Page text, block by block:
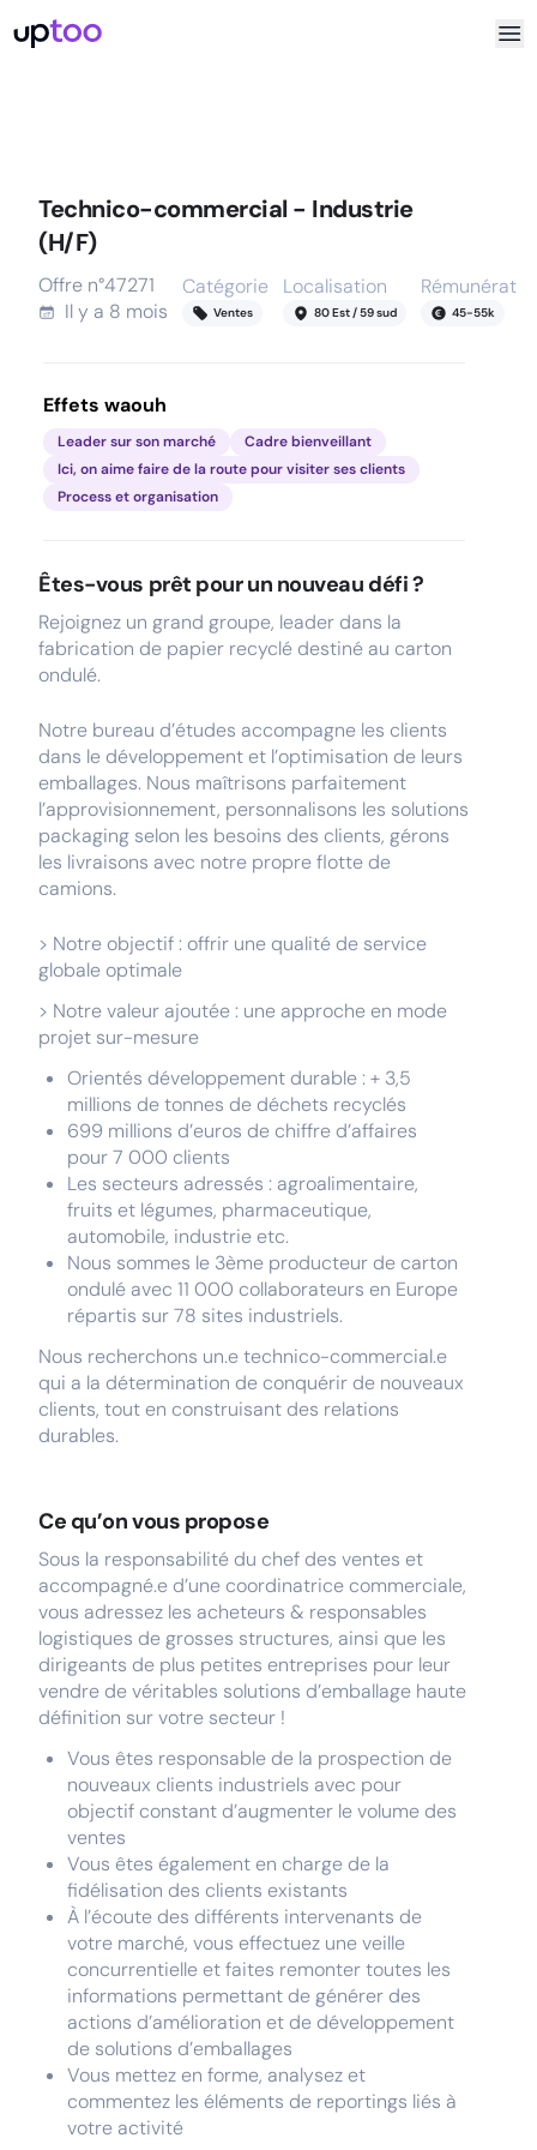
Technico-commercial - Industrie
(H/F)
Offre n°47271
Il y a 8 mois
Catégorie
Ventes
Localisation
80 Est / 59 sud 45-55k
Effets waouh
Leader sur son marché
Cadre bienveillant
Ici, on aime faire de la route pour visiter ses clients
Process et organisation
Êtes-vous prêt pour un nouveau défi ?
Rejoignez un grand groupe, leader dans la
fabrication de papier recyclé destiné au carton
ondulé.
Notre bureau d’études accompagne les clients
dans le développement et l’optimisation de leurs
emballages. Nous maîtrisons parfaitement
l’approvisionnement, personnalisons les solutions
packaging selon les besoins des clients, gérons
les livraisons avec notre propre flotte de
camions.
> Notre objectif : offrir une qualité de service
globale optimale
> Notre valeur ajoutée : une approche en mode
projet sur-mesure
Orientés développement durable : + 3,5
millions de tonnes de déchets recyclés
699 millions d’euros de chiffre d’affaires
pour 7 000 clients
Les secteurs adressés : agroalimentaire,
fruits et légumes, pharmaceutique,
automobile, industrie etc.
Nous sommes le 3ème producteur de carton
ondulé avec 11 000 collaborateurs en Europe
répartis sur 78 sites industriels.
Nous recherchons un.e technico-commercial.e
qui a la détermination de conquérir de nouveaux
clients, tout en construisant des relations
durables.
Ce qu’on vous propose
Sous la responsabilité du chef des ventes et
accompagné.e d’une coordinatrice commerciale,
vous adressez les acheteurs & responsables
logistiques de grosses structures, ainsi que les
dirigeants de plus petites entreprises pour leur
vendre de véritables solutions d’emballage haute
définition sur votre secteur !
Vous êtes responsable de la prospection de
nouveaux clients industriels avec pour
objectif constant d’augmenter le volume des
ventes
Vous êtes également en charge de la
fidélisation des clients existants
À l’écoute des différents intervenants de
votre marché, vous effectuez une veille
concurrentielle et faites remonter toutes les
informations permettant de générer des
actions d’amélioration et de développement
de solutions d’emballages
Vous mettez en forme, analysez et
commentez les éléments de reportings liés à
votre activité